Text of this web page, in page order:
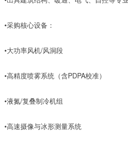
•采购核心设备：
•大功率风机/风洞段
•高精度喷雾系统（含PDPA校准）
•液氮/复叠制冷机组
•高速摄像与冰形测量系统